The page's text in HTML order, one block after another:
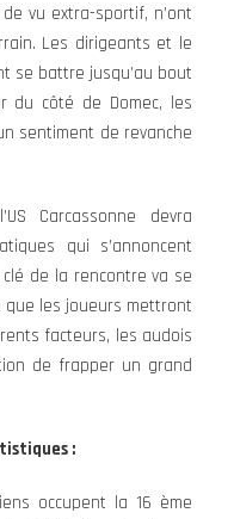
vu extra-sportif, n’ont
Les dirigeants et le
se battre jusqu’au bout
du côté de Domec, les
sentiment de revanche
Carcassonne devra
qui s’annoncent
de la rencontre va se
que les joueurs mettront
facteurs, les audois
de frapper un grand
:
occupent la 16 ème